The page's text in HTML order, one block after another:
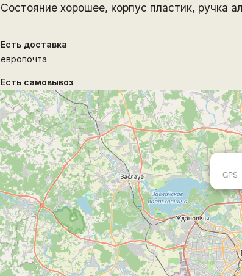
Состояние хорошее, корпус пластик, ручка
Есть доставка
европочта
Есть самовывоз
GPS